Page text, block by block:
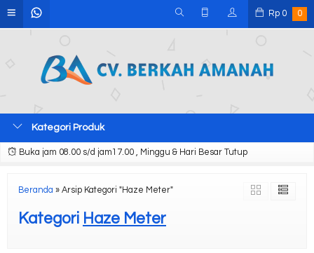
Rp 0 0
Kategori Produk
Buka jam 08.00 s/d jam17.00 , Minggu & Hari Besar Tutup
Beranda » Arsip Kategori "Haze Meter"
Kategori Haze Meter